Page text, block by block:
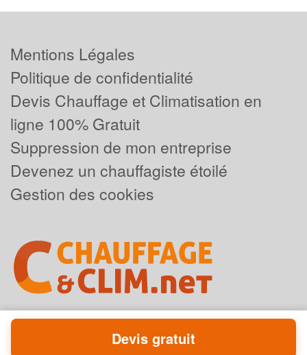
Mentions Légales
Politique de confidentialité
Devis Chauffage et Climatisation en
ligne 100% Gratuit
Suppression de mon entreprise
Devenez un chauffagiste étoilé
Gestion des cookies
Powered byPlus que pro
Devis gratuit